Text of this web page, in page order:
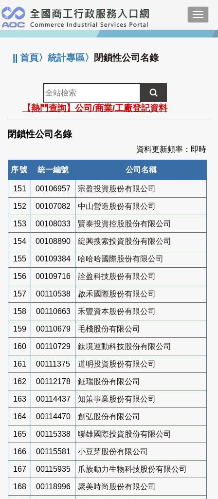
跳
到
主
要
:::
||首頁〉統計專區〉 閉鎖性公司名錄
全
站
檢
索
【熱門查詢】公司/商業/工廠登記資料
閉鎖性公司名錄
資料更新頻率：即時
序號 統一編號 公司名稱
151 00106957 宗盈投資股份有限公司
152 00107082 中山營造股份有限公司
153 00108033 賢泰投資控股股份有限公司
154 00108890 綻興搜索投資股份有限公司
155 00109384 哈哈哈國際股份有限公司
156 00109716 詮盈科技股份有限公司
157 00110538 啟禾國際股份有限公司
158 00110663 禾豐資本股份有限公司
159 00110679 毛棧股份有限公司
160 00110729 鈦境運動科技股份有限公司
161 00111375 道明投資股份有限公司
162 00112178 鉦瑞股份有限公司
163 00114437 知策事業股份有限公司
164 00114470 創弘股份有限公司
165 00115338 聯雄國際投資股份有限公司
166 00115581 小豆芽股份有限公司
167 00115935 爪族動力生物科技股份有限公司
168 00118996 聚美時尚股份有限公司